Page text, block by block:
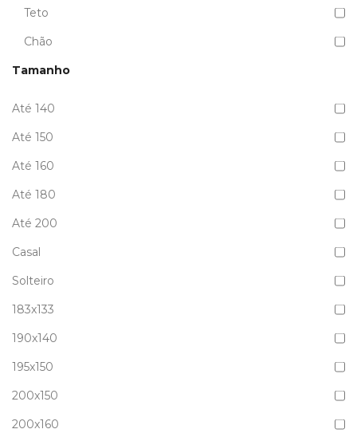
Teto
Chão
Tamanho
Até 140
Até 150
Até 160
Até 180
Até 200
Casal
Solteiro
183x133
190x140
195x150
200x150
200x160